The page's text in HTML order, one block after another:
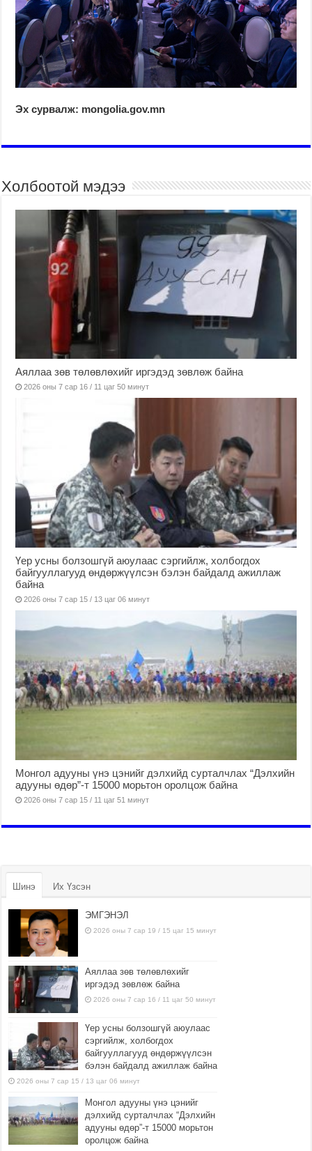
Эх сурвалж: mongolia.gov.mn
Холбоотой мэдээ
Аяллаа зөв төлөвлөхийг иргэдэд зөвлөж байна
2026 оны 7 сар 16 / 11 цаг 50 минут
Үер усны болзошгүй аюулаас сэргийлж, холбогдох
байгууллагууд өндөржүүлсэн бэлэн байдалд ажиллаж
байна
2026 оны 7 сар 15 / 13 цаг 06 минут
Монгол адууны үнэ цэнийг дэлхийд сурталчлах “Дэлхийн
адууны өдөр”-т 15000 морьтон оролцож байна
2026 оны 7 сар 15 / 11 цаг 51 минут
Шинэ Их Үзсэн
ЭМГЭНЭЛ
2026 оны 7 сар 19 / 15 цаг 15 минут
Аяллаа зөв төлөвлөхийг
иргэдэд зөвлөж байна
2026 оны 7 сар 16 / 11 цаг 50 минут
Үер усны болзошгүй аюулаас
сэргийлж, холбогдох
байгууллагууд өндөржүүлсэн
бэлэн байдалд ажиллаж байна
2026 оны 7 сар 15 / 13 цаг 06 минут
Монгол адууны үнэ цэнийг
дэлхийд сурталчлах “Дэлхийн
адууны өдөр”-т 15000 морьтон
оролцож байна